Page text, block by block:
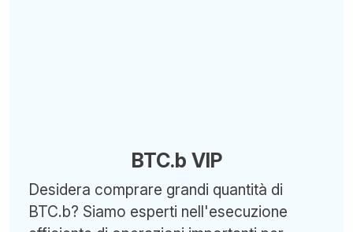
BTC.b VIP
Desidera comprare grandi quantità di
BTC.b? Siamo esperti nell'esecuzione